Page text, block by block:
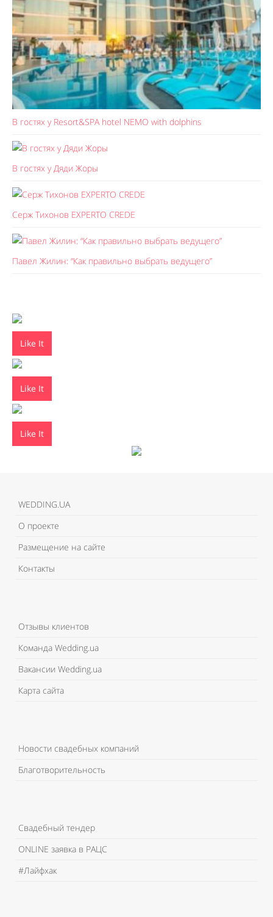
В гостях у Resort&SPA hotel NEMO with dolphins
В гостях у Дяди Жоры
Серж Тихонов EXPERTO CREDE
Павел Жилин: “Как правильно выбрать ведущего”
Like It
Like It
Like It
WEDDING.UA
О проекте
Размещение на сайте
Контакты
Отзывы клиентов
Команда Wedding.ua
Вакансии Wedding.ua
Карта сайта
Новости свадебных компаний
Благотворительность
Свадебный тендер
ONLINE заявка в РАЦС
#Лайфхак